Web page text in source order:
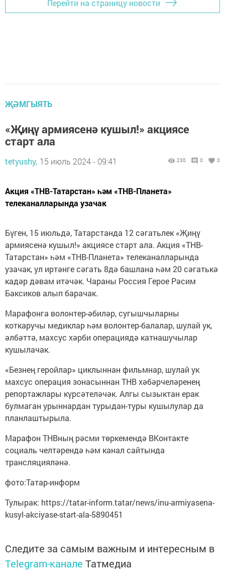
Перейти на страницу новости
ҖӘМГЫЯТЬ
«Җиңү армиясенә кушыл!» акциясе
старт ала
tetyushy, 15 июль 2024 - 09:41 230 0 0
Акция «ТНВ-Татарстан» һәм «ТНВ-Планета»
телеканалларында узачак
Бүген, 15 июльдә, Татарстанда 12 сәгатьлек «Җиңү
армиясенә кушыл!» акциясе старт ала. Акция «ТНВ-
Татарстан» һәм «ТНВ-Планета» телеканалларында
узачак, ул иртәнге сәгать 8дә башлана һәм 20 сәгатькә
кадәр дәвам итәчәк. Чараны Россия Герое Рәсим
Баксиков алып барачак.
Марафонга волонтер-әбиләр, сугышчыларны
коткаручы медиклар һәм волонтер-балалар, шулай ук,
әлбәттә, махсус хәрби операциядә катнашучылар
кушылачак.
«Безнең геройлар» циклыннан фильмнар, шулай ук
махсус операция зонасыннан ТНВ хәбәрчеләренең
репортажлары күрсәтеләчәк. Алгы сызыктан ерак
булмаган урыннардан турыдан-туры кушылулар да
планлаштырыла.
Марафон ТНВның рәсми төркемендә ВКонтакте
социаль челтәрендә һәм канал сайтында
трансляцияләнә.
фото:Татар-информ
Тулырак: https://tatar-inform.tatar/news/inu-armiyasena-
kusyl-akciyase-start-ala-5890451
Следите за самым важным и интересным в
Telegram-канале Татмедиа